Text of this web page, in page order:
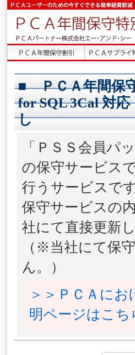
■ ＰＣＡ年間保
for SQL 3Cal 対
し
「ＰＳＳ会員パ
の保守サービス
行うサービスです
保守サービスの
社にて直接更新
（※当社にて保
ん。）
＞＞ＰＣＡに
明ページはこち